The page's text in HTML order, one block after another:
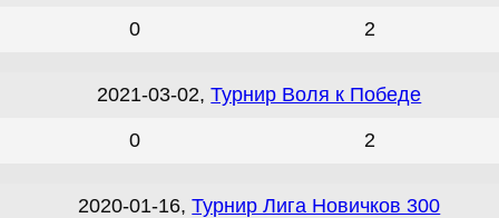
0 2
2021-03-02,Турнир Воля к Победе
0 2
2020-01-16,Турнир Лига Новичков 300